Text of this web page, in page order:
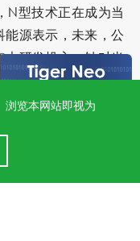
N型技术正在成为当
源表示，未来，公
大研发投入，针对当
术不断发散创新思
。
览本网站即视为